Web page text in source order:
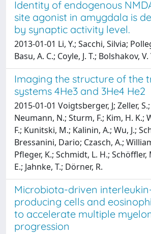
Identity of endogenous
site agonist in amygdala is
by synaptic activity level.
2013-01-01 Li, Y.; Sacchi, Silvia;
Basu, A. C.; Coyle, J. T.; Bolshakov, V.
Imaging the structure of the
systems 4He3 and 3He4 He2
2015-01-01 Voigtsberger, J; Zeller, S.;
Neumann, N.; Sturm, F.; Kim, H. K.;
F.; Kunitski, M.; Kalinin, A.; Wu, J.;
Bressanini, Dario; Czasch, A.;
Pfleger, K.; Schmidt, L. H.; Schöffler,
E.; Jahnke, T.; Dörner, R.
Microbiota-driven
producing cells and
to accelerate multiple
progression